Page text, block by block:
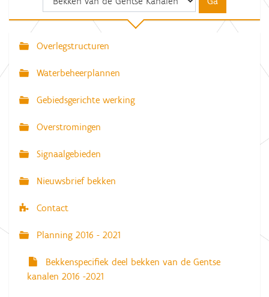
N
a
i
g
t
Overlegstructuren
Waterbeheerplannen
Gebiedsgerichte werking
Overstromingen
Signaalgebieden
Nieuwsbrief bekken
Contact
Planning 2016 - 2021
Bekkenspecifiek deel bekken van de Gentse
kanalen 2016 -2021